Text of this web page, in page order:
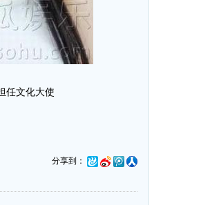
任文化大使
分享到：